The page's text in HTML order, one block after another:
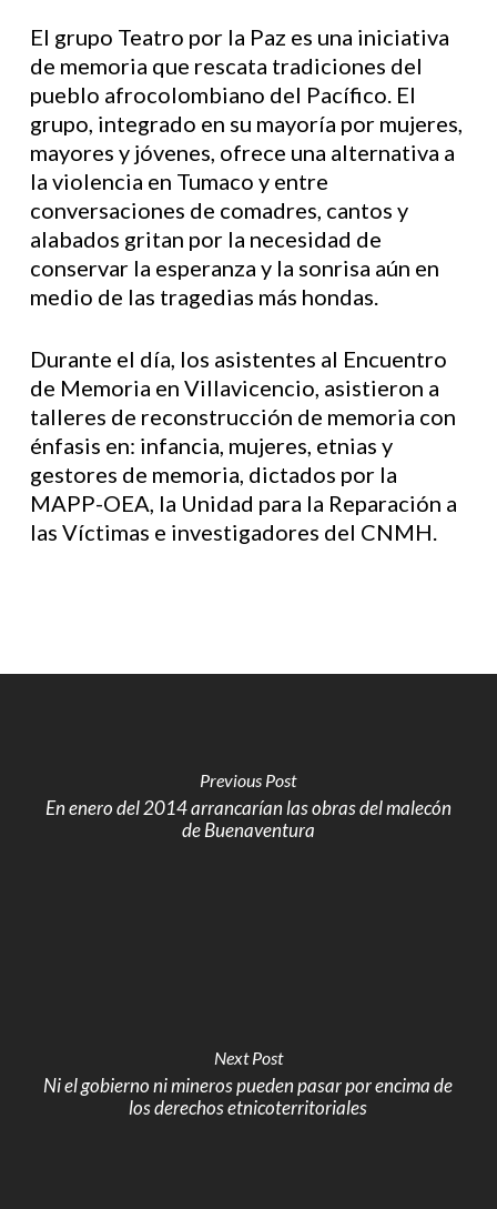
El grupo Teatro por la Paz es una iniciativa
de memoria que rescata tradiciones del
pueblo afrocolombiano del Pacífico. El
grupo, integrado en su mayoría por mujeres,
mayores y jóvenes, ofrece una alternativa a
la violencia en Tumaco y entre
conversaciones de comadres, cantos y
alabados gritan por la necesidad de
conservar la esperanza y la sonrisa aún en
medio de las tragedias más hondas.
Durante el día, los asistentes al Encuentro
de Memoria en Villavicencio, asistieron a
talleres de reconstrucción de memoria con
énfasis en: infancia, mujeres, etnias y
gestores de memoria, dictados por la
MAPP-OEA, la Unidad para la Reparación a
las Víctimas e investigadores del CNMH.
Previous Post
En enero del 2014 arrancarían las obras del malecón
de Buenaventura
Next Post
Ni el gobierno ni mineros pueden pasar por encima de
los derechos etnicoterritoriales